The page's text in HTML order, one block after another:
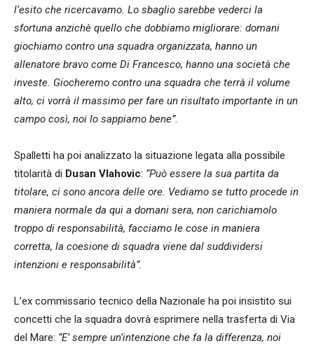
l’esito che ricercavamo. Lo sbaglio sarebbe vederci la
sfortuna anzichè quello che dobbiamo migliorare: domani
giochiamo contro una squadra organizzata, hanno un
allenatore bravo come Di Francesco, hanno una società che
investe. Giocheremo contro una squadra che terrà il volume
alto, ci vorrà il massimo per fare un risultato importante in un
campo così, noi lo sappiamo bene”.
Spalletti ha poi analizzato la situazione legata alla possibile
titolarità di Dusan Vlahovic: “Può essere la sua partita da
titolare, ci sono ancora delle ore. Vediamo se tutto procede in
maniera normale da qui a domani sera, non carichiamolo
troppo di responsabilità, facciamo le cose in maniera
corretta, la coesione di squadra viene dal suddividersi
intenzioni e responsabilità”.
L’ex commissario tecnico della Nazionale ha poi insistito sui
concetti che la squadra dovrà esprimere nella trasferta di Via
del Mare: “E’ sempre un’intenzione che fa la differenza, noi